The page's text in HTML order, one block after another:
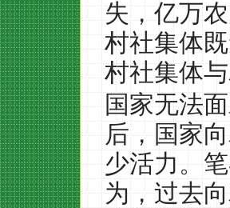
失，亿万
村社集体
村社集体
国家无法
后，国家
少活力。
为，过去